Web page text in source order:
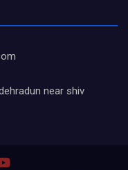
near shiv